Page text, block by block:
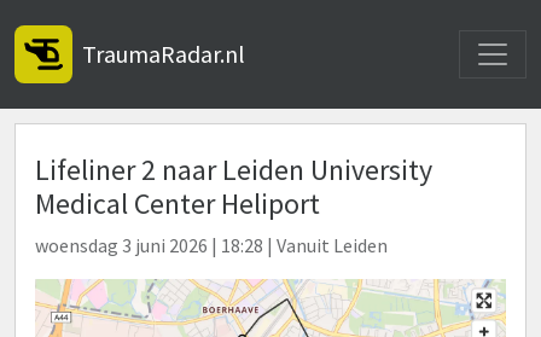
TraumaRadar.nl
Lifeliner 2 naar Leiden University
Medical Center Heliport
woensdag 3 juni 2026 | 18:28 | Vanuit Leiden